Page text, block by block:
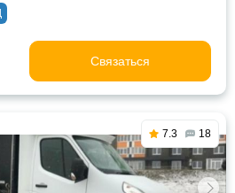
Связаться
7.3 18